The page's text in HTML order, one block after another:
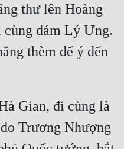
thư lên Hoàng
cùng đám Lý Ưng.
thèm để ý đến
Gian, đi cùng là
Trương Nhượng